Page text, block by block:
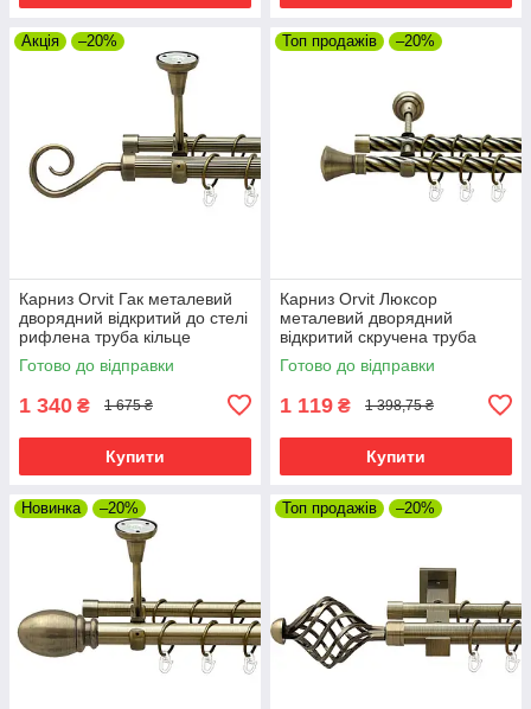
Акція –20%
Карниз Orvit Гак металевий
дворядний відкритий до стелі
рифлена труба кільце
металеве Антик 25\19 мм 240
см (00-00018847)
Готово до відправки
1 340 ₴ 1 675 ₴
Купити
Топ продажів –20%
Карниз Orvit Люксор
металевий дворядний
відкритий скручена труба
кільце металеве Антик 19\19
мм 240 см (00-00022231)
Готово до відправки
1 119 ₴ 1 398,75 ₴
Купити
Новинка –20% Топ продажів –20%